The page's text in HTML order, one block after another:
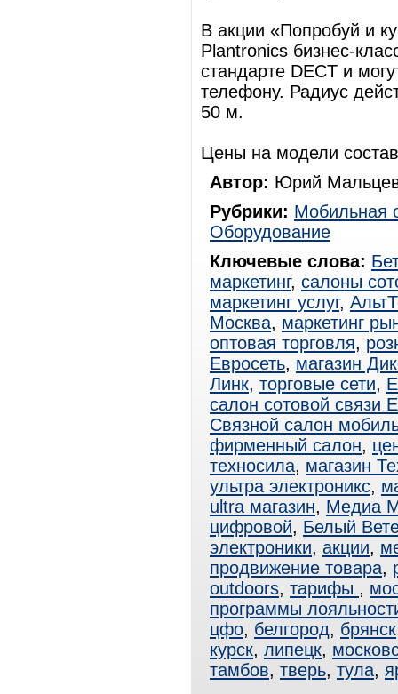
В акции «Попробуй и
Plantronics бизнес-
стандарте DECT и
телефону. Радиус
50 м.
Цены на модели
Автор: Юрий
Рубрики: Мобильная
Оборудование
Ключевые слова:
маркетинг, салоны
маркетинг услуг,
Москва, маркетинг
оптовая торговля,
Евросеть, магазин
Линк, торговые сети,
салон сотовой связи
Связной салон
фирменный салон,
техносила, магазин
ультра электроникс,
ultra магазин, Медиа
цифровой, Белый
электроники, акции,
продвижение товара,
outdoors, тарифы ,
программы
цфо, белгород, брянск
курск, липецк,
тамбов, тверь, тула,